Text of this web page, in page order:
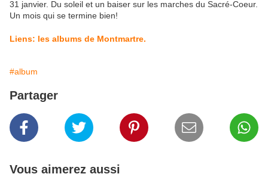
31 janvier. Du soleil et un baiser sur les marches du Sacré-Coeur.
Un mois qui se termine bien!
Liens: les albums de Montmartre.
#album
Partager
Vous aimerez aussi